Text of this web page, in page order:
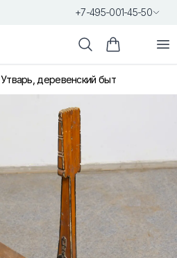
+7-495-001-45-50
ПоискКорзина
Утварь, деревенский быт